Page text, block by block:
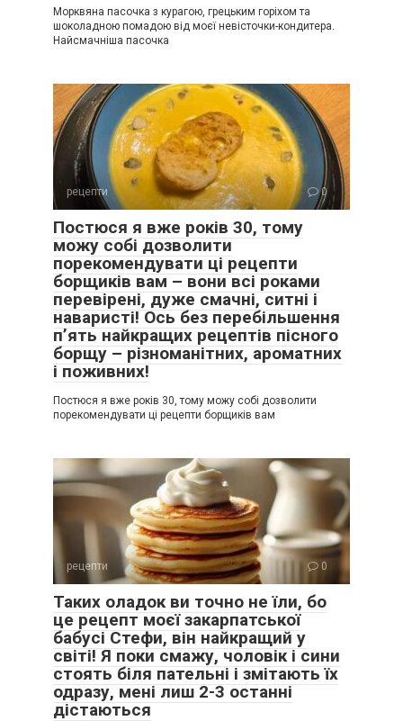
Морквяна пасочка з курагою, грецьким горіхом та
шоколадною помадою від моєї невісточки-кондитера.
Найсмачніша пасочка
рецепти 0
Постюся я вже років 30, тому
можу собі дозволити
порекомендувати ці рецепти
борщиків вам – вони всі роками
перевірені, дуже смачні, ситні і
наваристі! Ось без перебільшення
п’ять найкращих рецептів пісного
борщу – різноманітних, ароматних
і поживних!
Постюся я вже років 30, тому можу собі дозволити
порекомендувати ці рецепти борщиків вам
рецепти 0
Таких оладок ви точно не їли, бо
це рецепт моєї закарпатської
бабусі Стефи, він найкращий у
світі! Я поки смажу, чоловік і сини
стоять біля пательні і змітають їх
одразу, мені лиш 2-3 останні
дістаються